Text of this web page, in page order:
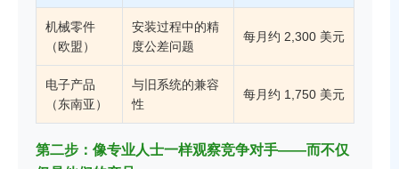
机械零件
（欧盟）
安装过程中的精
度公差问题
每月约 2,300 美元
电子产品
（东南亚）
与旧系统的兼容
性
每月约 1,750 美元
第二步：像专业人士一样观察竞争对手——而不仅